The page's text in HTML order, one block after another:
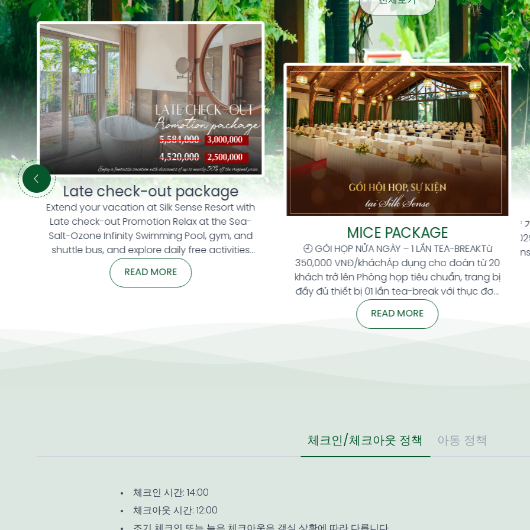
MICE PACKAGE
🕘 GÓI HỌP NỬA NGÀY – 1 LẦN TEA-BREAKTừ
350,000 VNĐ/kháchÁp dụng cho đoàn từ 20
khách trở lên Phòng họp tiêu chuẩn, trang bị
đầy đủ thiết bị 01 lần tea-break với thực đơn
đa dạng Setup chuyên nghiệp trong không
gian yên tĩnh 🗓️ GÓI HỌP CẢ NGÀY – 2 LẦN TEA-
READ MORE
STAY AT SILK SENSE & ENJOY
EXCLUSIVE OFFERS
📅 예약 기간: 2025년 6월 1일 ~ 2025년 12월 31일🏡 투숙 기간: 2025
1일 ~ 2025년 12월 31일 특별 혜택 2박 예약 4박 이상 예약 시 지금 예
Silk Sense에서 특별한 혜택을 누려보세요! ——————문의:(T) +84
3754 999(E) info@silksenseresort.com(W)
www.silksenseresort.com(IG) @silksenseresort(A) 01 Dong Da
READ MORE
체크인/체크아웃 정책
체크인 시간: 14:00
체크아웃 시간: 12:00